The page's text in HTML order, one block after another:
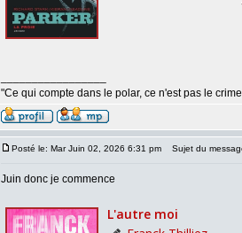
"Ce qui compte dans le polar, ce n'est pas le
Posté le: Mar Juin 02, 2026 6:31 pm Sujet du
Juin donc je commence